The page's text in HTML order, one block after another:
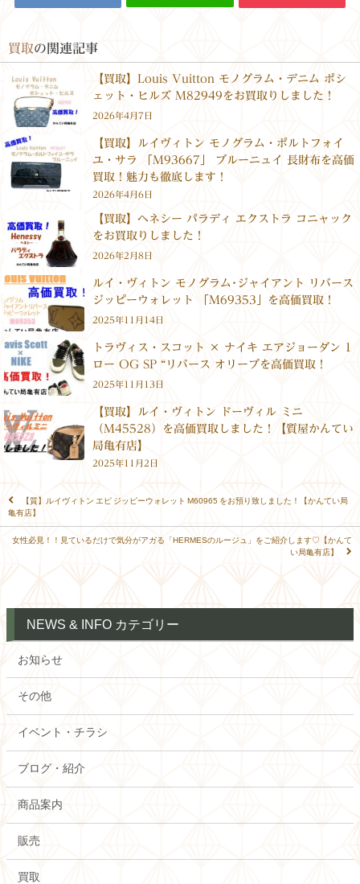
買取の関連記事
【買取】Louis Vuitton モノグラム・デニム ポシ
ェット・ヒルズ M82949をお買取りしました！
2026年4月7日
【買取】ルイヴィトン モノグラム・ポルトフォイ
ユ・サラ 「M93667」 ブルーニュイ 長財布を高価
買取！魅力も徹底します！
2026年4月6日
【買取】ヘネシー パラディ エクストラ コニャック
をお買取りしました！
2026年2月8日
ルイ・ヴィトン モノグラム･ジャイアント リバース
ジッピーウォレット 「M69353」を高価買取！
2025年11月14日
トラヴィス・スコット × ナイキ エアジョーダン 1
ロー OG SP “リバース オリーブを高価買取！
2025年11月13日
【買取】ルイ・ヴィトン ドーヴィル ミニ
（M45528）を高価買取しました！【質屋かんてい
局亀有店】
2025年11月2日
【質】ルイヴィトン エピ ジッピーウォレット M60965 をお預り致しました！【かんてい局
亀有店】
女性必見！！見ているだけで気分がアガる「HERMESのルージュ」をご紹介します♡【かんて
い局亀有店】
NEWS & INFO カテゴリー
お知らせ
その他
イベント・チラシ
ブログ・紹介
商品案内
販売
買取